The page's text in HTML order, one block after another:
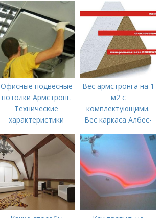
Офисные подвесные
потолки Армстронг.
Технические
характеристики
Вес армстронга на 1
м2 с
комплектующими.
Вес каркаса Албес-